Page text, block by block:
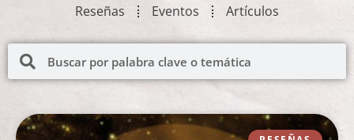
Reseñas Eventos Artículos